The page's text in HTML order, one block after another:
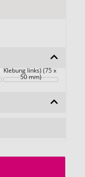
Klebung links) (75 x
50 mm)